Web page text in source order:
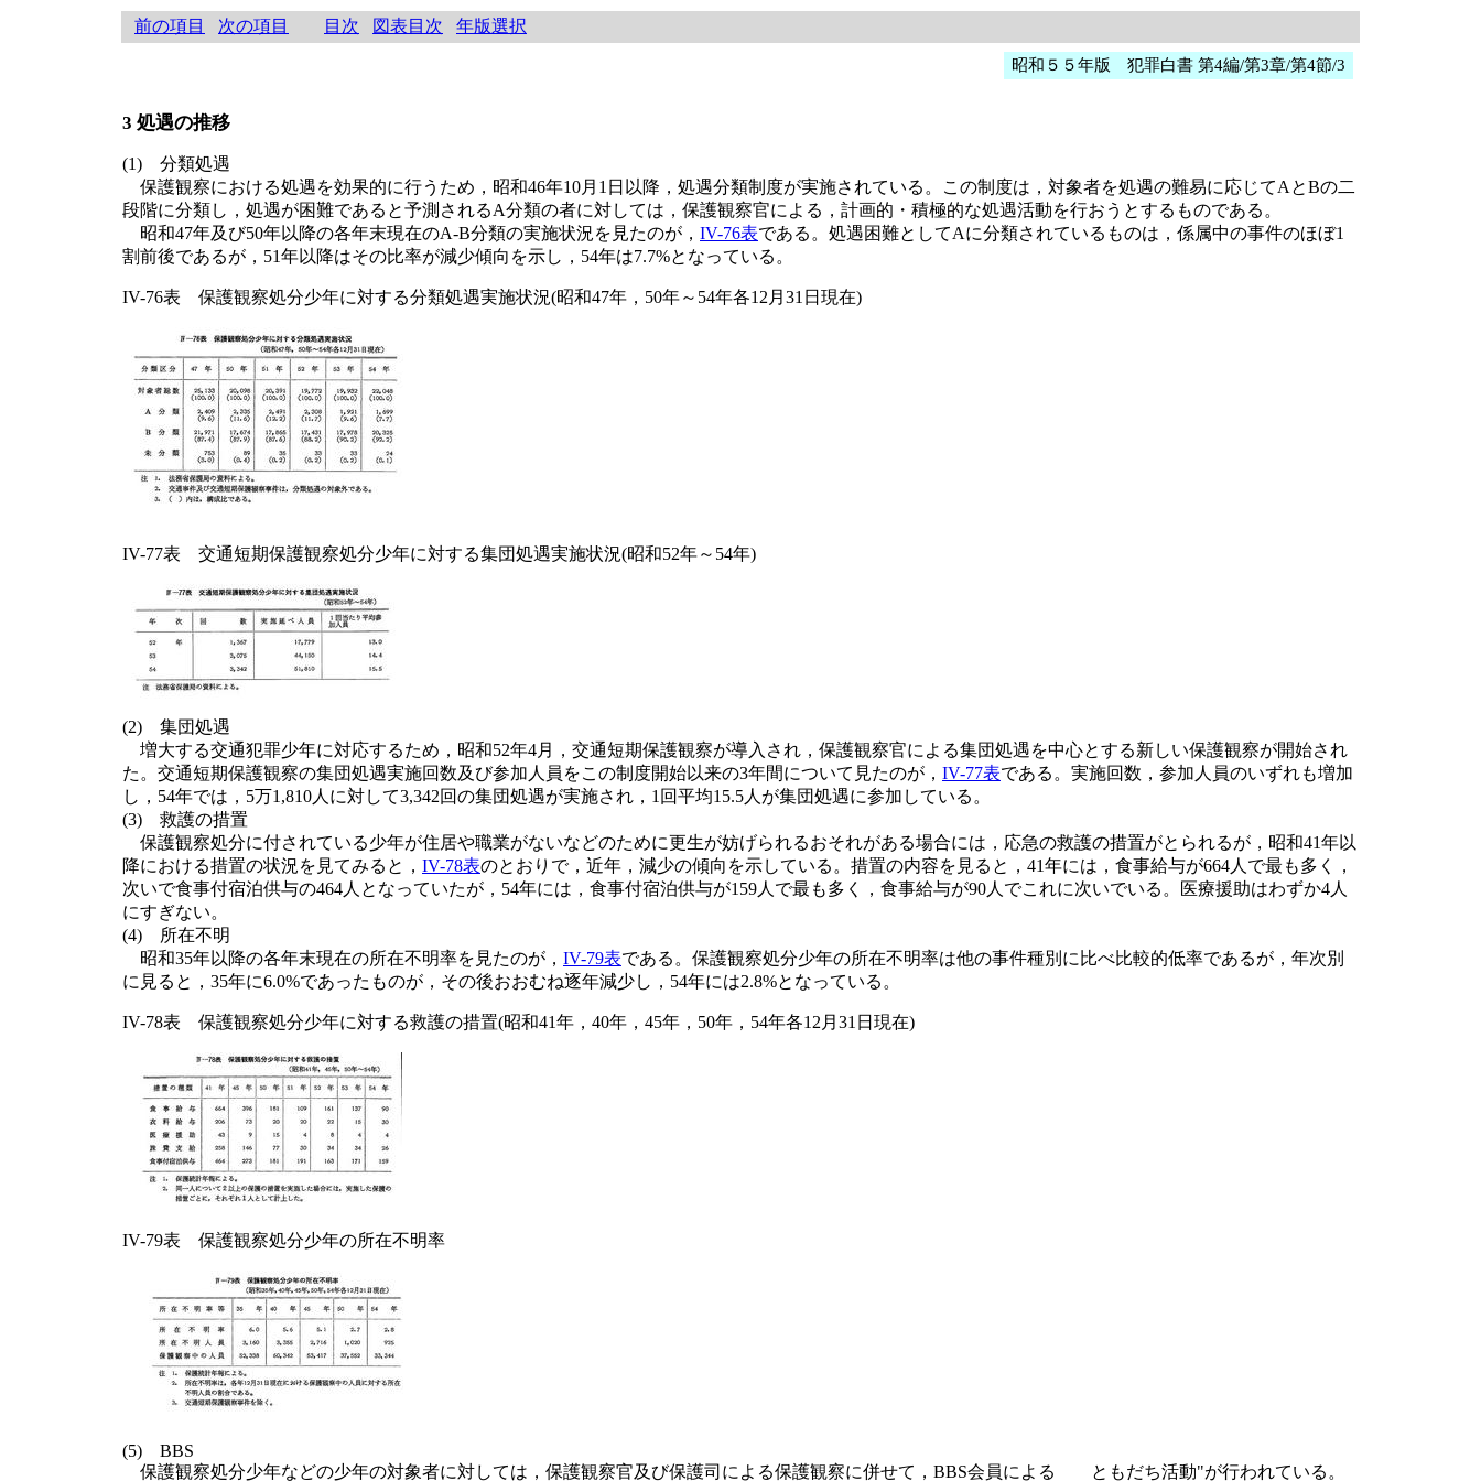
前の項目 次の項目 目次 図表目次 年版選択
昭和５５年版 犯罪白書 第4編/第3章/第4節/3
3 処遇の推移
(1) 分類処遇
保護観察における処遇を効果的に行うため，昭和46年10月1日以降，処遇分類制度が実施されている。この制度は，対象者を処遇の難易に応じてAとBの二
段階に分類し，処遇が困難であると予測されるA分類の者に対しては，保護観察官による，計画的・積極的な処遇活動を行おうとするものである。
昭和47年及び50年以降の各年末現在のA-B分類の実施状況を見たのが， IV-76表である。処遇困難としてAに分類されているものは，係属中の事件のほぼ1
割前後であるが，51年以降はその比率が減少傾向を示し，54年は7.7%となっている。
IV-76表 保護観察処分少年に対する分類処遇実施状況(昭和47年，50年～54年各12月31日現在)
IV-77表 交通短期保護観察処分少年に対する集団処遇実施状況(昭和52年～54年)
(2) 集団処遇
増大する交通犯罪少年に対応するため，昭和52年4月，交通短期保護観察が導入され，保護観察官による集団処遇を中心とする新しい保護観察が開始され
た。交通短期保護観察の集団処遇実施回数及び参加人員をこの制度開始以来の3年間について見たのが， IV-77表である。実施回数，参加人員のいずれも増加
し，54年では，5万1,810人に対して3,342回の集団処遇が実施され，1回平均15.5人が集団処遇に参加している。
(3) 救護の措置
保護観察処分に付されている少年が住居や職業がないなどのために更生が妨げられるおそれがある場合には，応急の救護の措置がとられるが，昭和41年以
降における措置の状況を見てみると， IV-78表のとおりで，近年，減少の傾向を示している。措置の内容を見ると，41年には，食事給与が664人で最も多く，
次いで食事付宿泊供与の464人となっていたが，54年には，食事付宿泊供与が159人で最も多く，食事給与が90人でこれに次いでいる。医療援助はわずか4人
にすぎない。
(4) 所在不明
昭和35年以降の各年末現在の所在不明率を見たのが， IV-79表である。保護観察処分少年の所在不明率は他の事件種別に比べ比較的低率であるが，年次別
に見ると，35年に6.0%であったものが，その後おおむね逐年減少し，54年には2.8%となっている。
IV-78表 保護観察処分少年に対する救護の措置(昭和41年，40年，45年，50年，54年各12月31日現在)
IV-79表 保護観察処分少年の所在不明率
(5) BBS
保護観察処分少年などの少年の対象者に対しては，保護観察官及び保護司による保護観察に併せて，BBS会員によるゝゞともだち活動"が行われている。